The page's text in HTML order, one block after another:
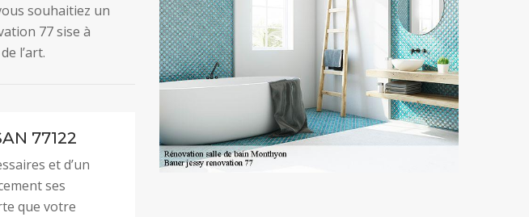
souhaitiez un
77 sise à
l’art.
77122
et d’un
ses
que votre